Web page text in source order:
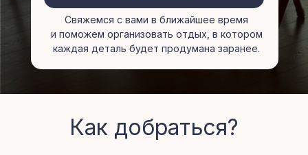
Свяжемся с вами в ближайшее время
и поможем организовать отдых, в котором
каждая деталь будет продумана заранее.
Как добраться?